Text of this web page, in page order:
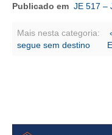
CONTEÚDO ESPECIAL
SEESP NOTÍCIAS
Publicado em JE 517 –
Mais nesta categoria:
segue sem destino